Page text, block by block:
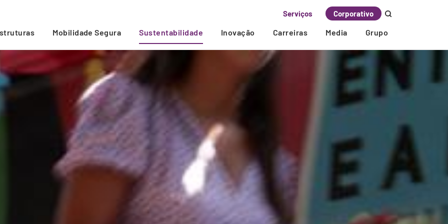
Serviços Corporativo
Mobilidade Segura Sustentabilidade Inovação Carreiras Media Grupo